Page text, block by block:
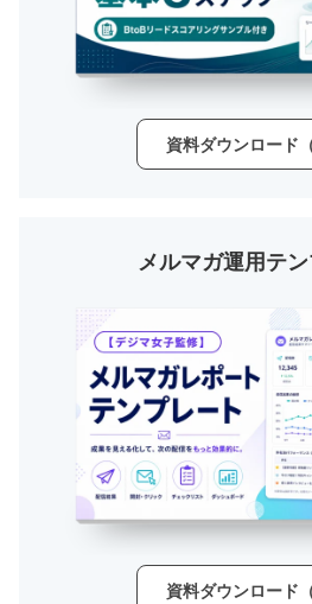
資料ダウンロード
メルマガ運用テ
資料ダウンロード